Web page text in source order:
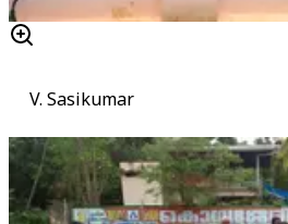
V. Sasikumar